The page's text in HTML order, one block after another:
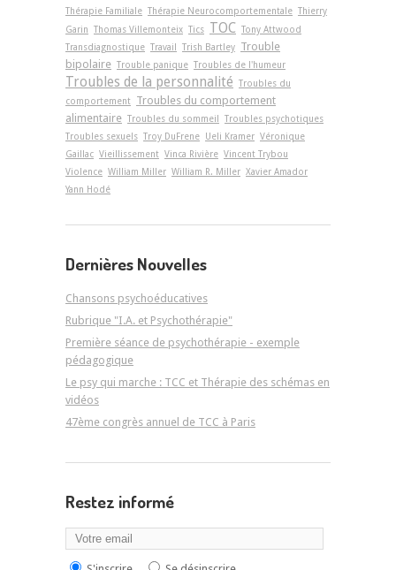
Thérapie Familiale Thérapie Neurocomportementale Thierry
Garin Thomas Villemonteix Tics TOC Tony Attwood
Transdiagnostique Travail Trish Bartley Trouble
bipolaire Trouble panique Troubles de l'humeur
Troubles de la personnalité Troubles du
comportement Troubles du comportement
alimentaire Troubles du sommeil Troubles psychotiques
Troubles sexuels Troy DuFrene Ueli Kramer Véronique
Gaillac Vieillissement Vinca Rivière Vincent Trybou
Violence William Miller William R. Miller Xavier Amador
Yann Hodé
Dernières Nouvelles
Chansons psychoéducatives
Rubrique "I.A. et Psychothérapie"
Première séance de psychothérapie - exemple
pédagogique
Le psy qui marche : TCC et Thérapie des schémas en
vidéos
47ème congrès annuel de TCC à Paris
Restez informé